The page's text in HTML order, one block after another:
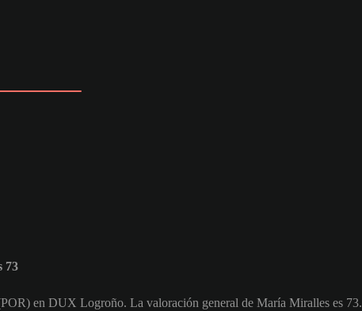
73
en DUX Logroño. La valoración general de María Miralles es 73.